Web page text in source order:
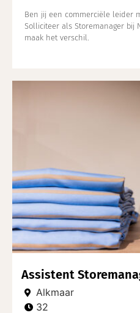
Ben jij een commerciële leider
Solliciteer als Storemanager bij
maak het verschil.
Assistent
Alkmaar
32